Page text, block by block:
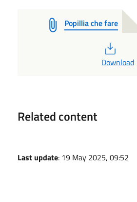
Popillia che fare
PDF
Download
Related content
Last update: 19 May 2025, 09:52